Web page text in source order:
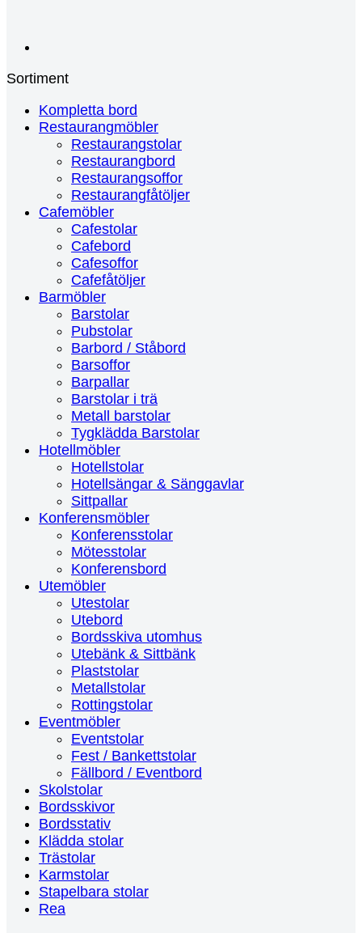
Sortiment
Kompletta bord
Restaurangmöbler
Restaurangstolar
Restaurangbord
Restaurangsoffor
Restaurangfåtöljer
Cafemöbler
Cafestolar
Cafebord
Cafesoffor
Cafefåtöljer
Barmöbler
Barstolar
Pubstolar
Barbord / Ståbord
Barsoffor
Barpallar
Barstolar i trä
Metall barstolar
Tygklädda Barstolar
Hotellmöbler
Hotellstolar
Hotellsängar & Sänggavlar
Sittpallar
Konferensmöbler
Konferensstolar
Mötesstolar
Konferensbord
Utemöbler
Utestolar
Utebord
Bordsskiva utomhus
Utebänk & Sittbänk
Plaststolar
Metallstolar
Rottingstolar
Eventmöbler
Eventstolar
Fest / Bankettstolar
Fällbord / Eventbord
Skolstolar
Bordsskivor
Bordsstativ
Klädda stolar
Trästolar
Karmstolar
Stapelbara stolar
Rea